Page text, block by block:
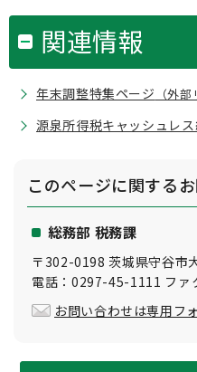
関連情報
年末調整特集ページ （外部
源泉所得税キャッシュレ
このページに関する
総務部 税務課
〒302-0198 茨城県守谷市
電話：0297-45-1111 フ
お問い合わせは専用フ